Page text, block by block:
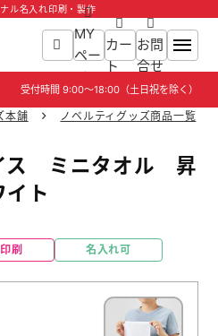
ル名入れ印刷・製作
MY
ペー
ジ
カー
ト
お問
合せ
受付時間 9:00～18:00（土日祝を除く）
本舗 ノベルティグッズ商品一覧
ス ミニタオル 昇
ト
刷 名入れ可